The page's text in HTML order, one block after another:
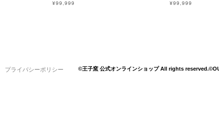
¥99,999 ¥99,999
プライバシーポリシー ©王子窯 公式オンラインショップ All rights reserved.